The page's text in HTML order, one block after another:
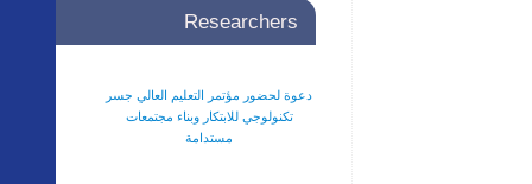
Researchers
دعوة لحضور مؤتمر التعليم العالي جسر
تكنولوجي للابتكار وبناء مجتمعات
مستدامة